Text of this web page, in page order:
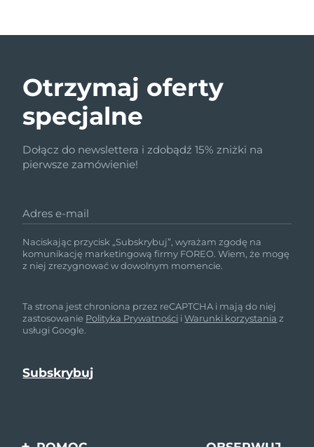
Otrzymaj oferty
specjalne
Dołącz do newslettera i zdobądź 15% zniżki na
pierwsze zamówienie!
Adres e-mail
Naciskając przycisk „Subskrybuj”, wyrażam zgodę na
komunikację marketingową firmy FOREO. Wiem, że mogę
z niej zrezygnować w dowolnym momencie.
Ta strona jest chroniona przez reCAPTCHA i mają do niej
zastosowanie Polityka Prywatności iWarunki korzystania z
usługi Google.